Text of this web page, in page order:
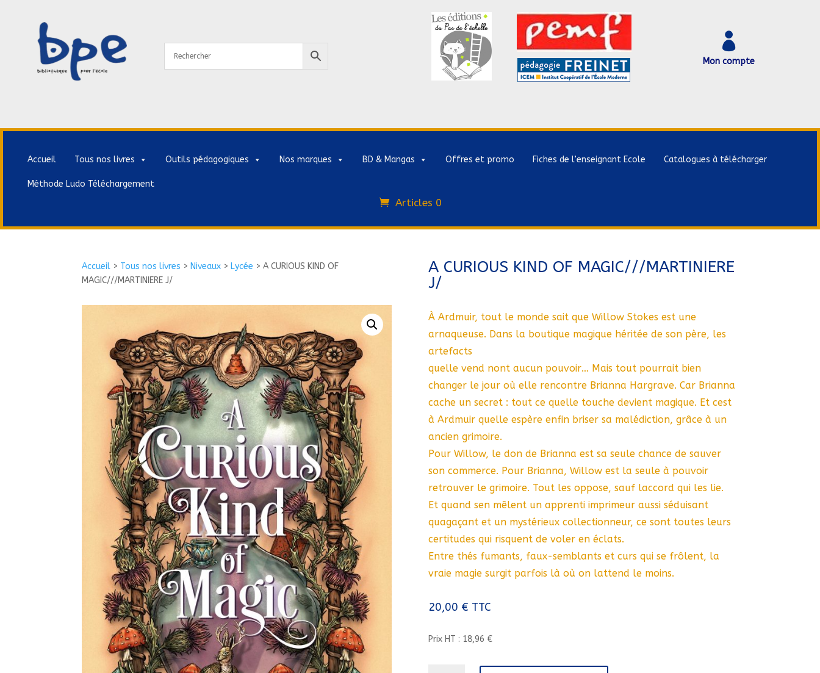

Mon compte
Accueil Tous nos livres Outils pédagogiques Nos marques BD & Mangas Offres et promo Fiches de l’enseignant Ecole Catalogues à télécharger
Méthode Ludo Téléchargement
Articles 0
Accueil > Tous nos livres > Niveaux > Lycée >A CURIOUS KIND OF
MAGIC///MARTINIERE J/
A CURIOUS KIND OF MAGIC///MARTINIERE
J/
À Ardmuir, tout le monde sait que Willow Stokes est une
arnaqueuse. Dans la boutique magique héritée de son père, les
artefacts
quelle vend nont aucun pouvoir… Mais tout pourrait bien
changer le jour où elle rencontre Brianna Hargrave. Car Brianna
cache un secret : tout ce quelle touche devient magique. Et cest
à Ardmuir quelle espère enfin briser sa malédiction, grâce à un
ancien grimoire.
Pour Willow, le don de Brianna est sa seule chance de sauver
son commerce. Pour Brianna, Willow est la seule à pouvoir
retrouver le grimoire. Tout les oppose, sauf laccord qui les lie.
Et quand sen mêlent un apprenti imprimeur aussi séduisant
quagaçant et un mystérieux collectionneur, ce sont toutes leurs
certitudes qui risquent de voler en éclats.
Entre thés fumants, faux-semblants et curs qui se frôlent, la
vraie magie surgit parfois là où on lattend le moins.
20,00 € TTC
Prix HT : 18,96 €